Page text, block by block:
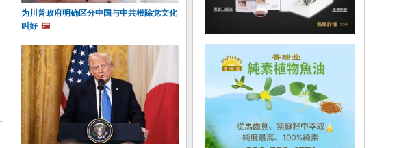
为川普政府明确区分中国与中共根除党文化
叫好 🖼️